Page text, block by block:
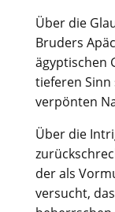
Über die
Bruders
ägyptischen
tieferen
verpönten
Über die
der als
versucht,